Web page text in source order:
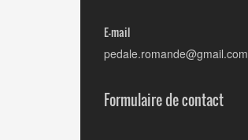
E-mail
pedale.romande@gmail.com
Formulaire de contact